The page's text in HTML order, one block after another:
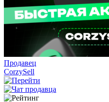
Продавец
CorzySell